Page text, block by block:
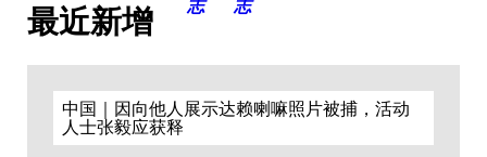
最近新增
中国｜因向他人展示达赖喇嘛照片被捕，活动
人士张毅应获释